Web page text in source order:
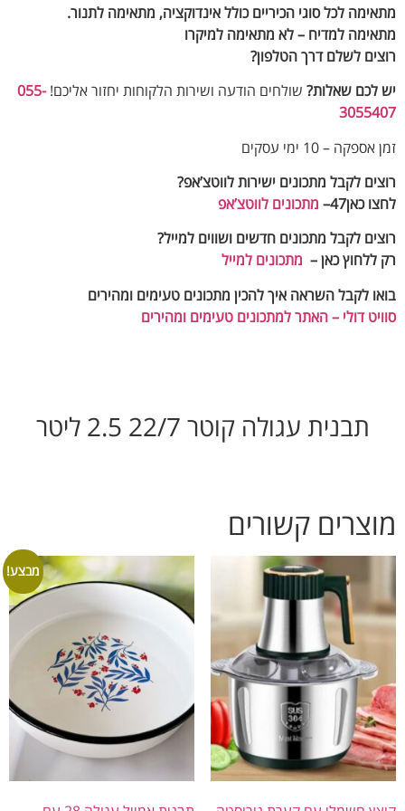
לכל סוגי הכיריים כולל אינדוקציה, מתאימה לתנור.
למדיח – לא מתאימה למיקרו
לשלם דרך הטלפון?
שאלות?שולחים הודעה ושירות הלקוחות יחזור אליכם!055-
– 10 ימי עסקים
לקבל מתכונים ישירות לווטצ’אפ?
מתכונים לווטצ’אפ
לקבל מתכונים חדשים ושווים למייל?
כאן –מתכונים למייל
לקבל השראה איך להכין מתכונים טעימים ומהירים
דולי – האתר למתכונים טעימים ומהירים
תבנית עגולה קוטר 22/7 2.5 ליטר
קשורים
מבצע!